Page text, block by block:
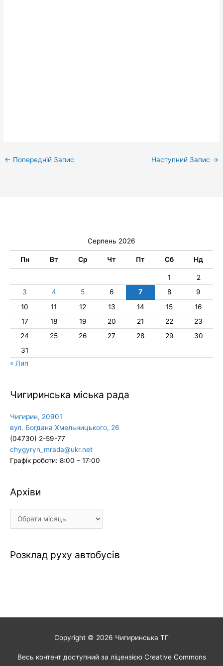
← Попередній Запис Наступний Запис →
Серпень 2026
Пн Вт Ср Чт Пт Сб Нд
1
2
3
4 5 6 7 8
9
10
11 12 13 14 15
16
17
18 19 20 21 22
23
24
25 26 27 28 29
30
31
« Лип
Чигиринська міська рада
Чигирин, 20901
вул. Богдана Хмельницького, 26
(04730) 2-59-77
chygyryn_mrada@ukr.net
Графік роботи: 8:00 – 17:00
Архіви
Архіви
Розклад руху автобусів
Copyright © 2026 Чигиринська ТГ
Весь контент доступний за ліцензією Creative Commons